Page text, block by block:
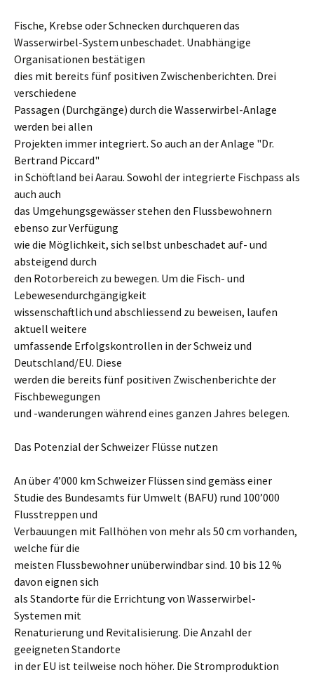
Fische, Krebse oder Schnecken durchqueren das
Wasserwirbel-System unbeschadet. Unabhängige
Organisationen bestätigen
dies mit bereits fünf positiven Zwischenberichten. Drei
verschiedene
Passagen (Durchgänge) durch die Wasserwirbel-Anlage
werden bei allen
Projekten immer integriert. So auch an der Anlage "Dr.
Bertrand Piccard"
in Schöftland bei Aarau. Sowohl der integrierte Fischpass als
auch auch
das Umgehungsgewässer stehen den Flussbewohnern
ebenso zur Verfügung
wie die Möglichkeit, sich selbst unbeschadet auf- und
absteigend durch
den Rotorbereich zu bewegen. Um die Fisch- und
Lebewesendurchgängigkeit
wissenschaftlich und abschliessend zu beweisen, laufen
aktuell weitere
umfassende Erfolgskontrollen in der Schweiz und
Deutschland/EU. Diese
werden die bereits fünf positiven Zwischenberichte der
Fischbewegungen
und -wanderungen während eines ganzen Jahres belegen.
Das Potenzial der Schweizer Flüsse nutzen
An über 4’000 km Schweizer Flüssen sind gemäss einer
Studie des Bundesamts für Umwelt (BAFU) rund 100’000
Flusstreppen und
Verbauungen mit Fallhöhen von mehr als 50 cm vorhanden,
welche für die
meisten Flussbewohner unüberwindbar sind. 10 bis 12 %
davon eignen sich
als Standorte für die Errichtung von Wasserwirbel-
Systemen mit
Renaturierung und Revitalisierung. Die Anzahl der
geeigneten Standorte
in der EU ist teilweise noch höher. Die Stromproduktion